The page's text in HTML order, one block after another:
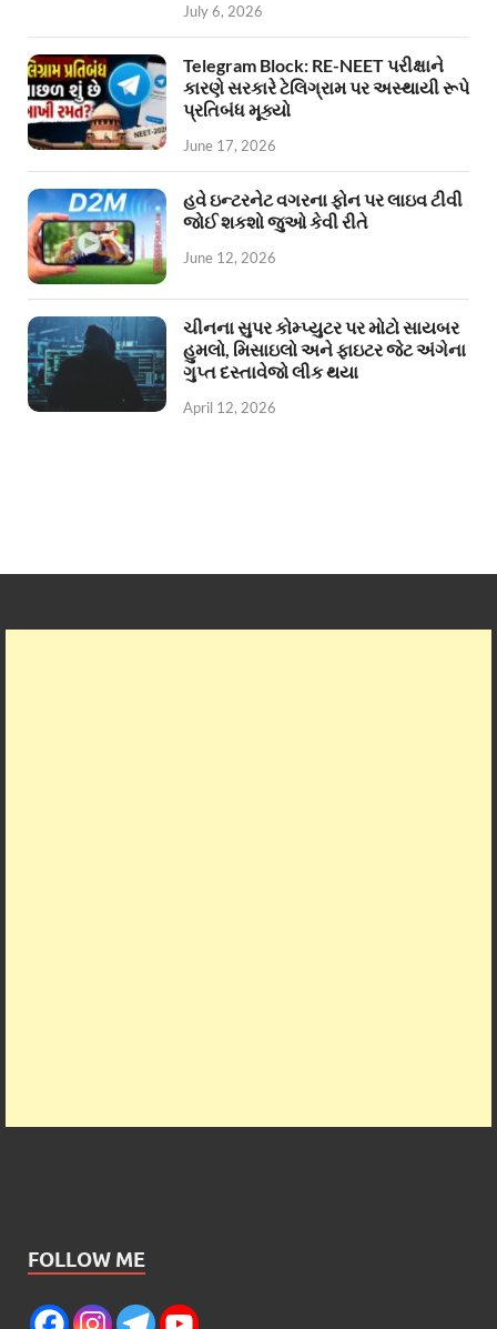
July 6, 2026
Telegram Block: RE-NEET પરીક્ષાને
કારણે સરકારે ટેલિગ્રામ પર અસ્થાયી રૂપે
પ્રતિબંધ મૂક્યો
June 17, 2026
હવે ઇન્ટરનેટ વગરના ફોન પર લાઇવ ટીવી
જોઈ શકશો જુઓ કેવી રીતે
June 12, 2026
ચીનના સુપર કોમ્પ્યુટર પર મોટો સાયબર
હુમલો, મિસાઇલો અને ફાઇટર જેટ અંગેના
ગુપ્ત દસ્તાવેજો લીક થયા
April 12, 2026
FOLLOW ME